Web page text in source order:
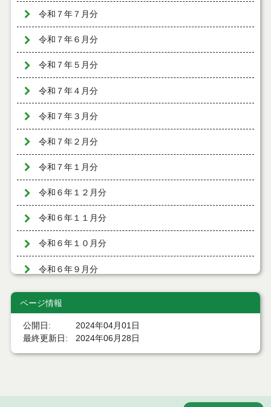
令和７年７月分
令和７年６月分
令和７年５月分
令和７年４月分
令和７年３月分
令和７年２月分
令和７年１月分
令和６年１２月分
令和６年１１月分
令和６年１０月分
令和６年９月分
令和６年８月分
令和６年７月分
令和６年４月分
ページ情報
公開日
2024年04月01日
最終更新日
2024年06月28日